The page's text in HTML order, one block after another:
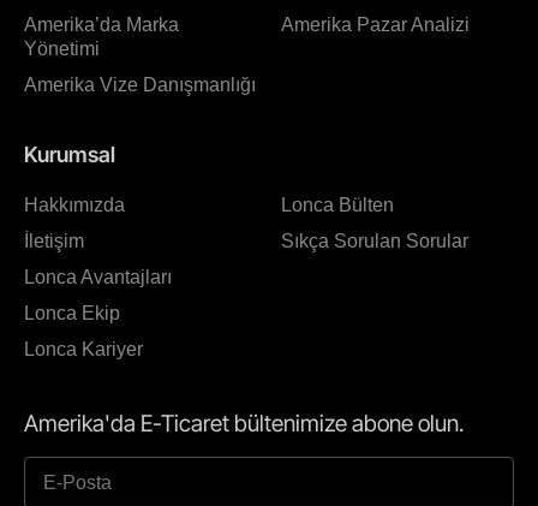
Amerika’da Marka
Yönetimi
Amerika Vize Danışmanlığı
Amerika Pazar Analizi
Kurumsal
Hakkımızda
İletişim
Lonca Avantajları
Lonca Ekip
Lonca Kariyer
Lonca Bülten
Sıkça Sorulan Sorular
Amerika'da E-Ticaret bültenimize abone olun.